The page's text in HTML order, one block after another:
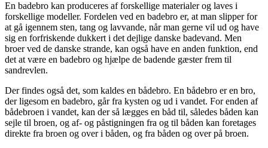
En badebro kan produceres af forskellige materialer og laves i
forskellige modeller. Fordelen ved en badebro er, at man slipper for
at gå igennem sten, tang og lavvande, når man gerne vil ud og have
sig en forfriskende dukkert i det dejlige danske badevand. Men
broer ved de danske strande, kan også have en anden funktion, end
det at være en badebro og hjælpe de badende gæster frem til
sandrevlen.
Der findes også det, som kaldes en bådebro. En bådebro er en bro,
der ligesom en badebro, går fra kysten og ud i vandet. For enden af
bådebroen i vandet, kan der så lægges en båd til, således båden kan
sejle til broen, og af- og påstigningen fra og til båden kan foretages
direkte fra broen og over i båden, og fra båden og over på broen.